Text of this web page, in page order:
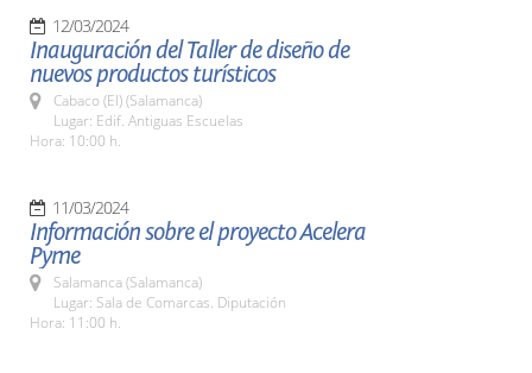
12/03/2024
Inauguración del Taller de diseño de
nuevos productos turísticos
Cabaco (El) (Salamanca)
Lugar: Edif. Antiguas Escuelas
Hora: 10:00 h.
11/03/2024
Información sobre el proyecto Acelera
Pyme
Salamanca (Salamanca)
Lugar: Sala de Comarcas. Diputación
Hora: 11:00 h.